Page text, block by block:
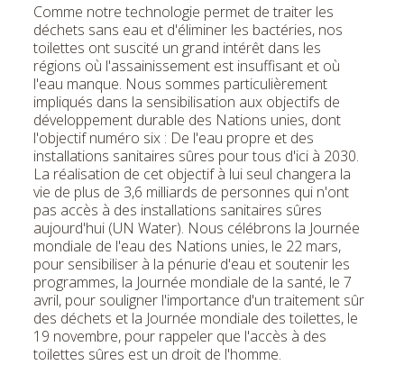
Comme notre technologie permet de traiter les
déchets sans eau et d'éliminer les bactéries, nos
toilettes ont suscité un grand intérêt dans les
régions où l'assainissement est insuffisant et où
l'eau manque. Nous sommes particulièrement
impliqués dans la sensibilisation aux objectifs de
développement durable des Nations unies, dont
l'objectif numéro six : De l'eau propre et des
installations sanitaires sûres pour tous d'ici à 2030.
La réalisation de cet objectif à lui seul changera la
vie de plus de 3,6 milliards de personnes qui n'ont
pas accès à des installations sanitaires sûres
aujourd'hui (UN Water). Nous célébrons la Journée
mondiale de l'eau des Nations unies, le 22 mars,
pour sensibiliser à la pénurie d'eau et soutenir les
programmes, la Journée mondiale de la santé, le 7
avril, pour souligner l'importance d'un traitement sûr
des déchets et la Journée mondiale des toilettes, le
19 novembre, pour rappeler que l'accès à des
toilettes sûres est un droit de l'homme.